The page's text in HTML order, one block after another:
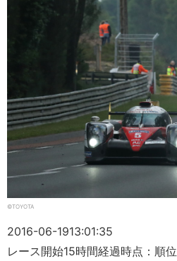
©TOYOTA
2016-06-1913:01:35
レース開始15時間経過時点：順位